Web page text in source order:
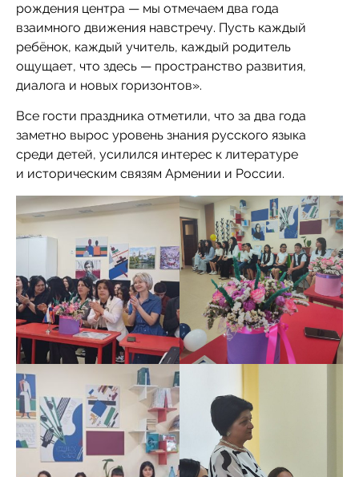
рождения центра — мы отмечаем два года
взаимного движения навстречу. Пусть каждый
ребёнок, каждый учитель, каждый родитель
ощущает, что здесь — пространство развития,
диалога и новых горизонтов».
Все гости праздника отметили, что за два года
заметно вырос уровень знания русского языка
среди детей, усилился интерес к литературе
и историческим связям Армении и России.